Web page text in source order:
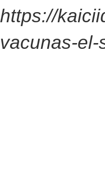
https://
vacunas-